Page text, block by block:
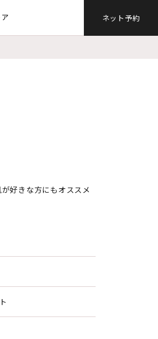
ネット予約
好きな方にもオススメ